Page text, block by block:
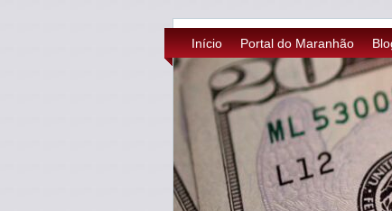
Início Portal do Maranhão